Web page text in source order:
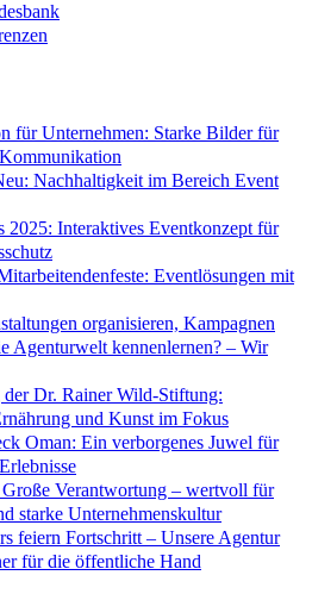
für Unternehmen: Starke Bilder für
Nachhaltigkeit im Bereich Event
2025: Interaktives Eventkonzept für
Eventlösungen mit
organisieren, Kampagnen
Agenturwelt kennenlernen? – Wir
der Dr. Rainer Wild-Stiftung:
und Kunst im Fokus
Oman: Ein verborgenes Juwel für
Verantwortung – wertvoll für
starke Unternehmenskultur
feiern Fortschritt – Unsere Agentur
für die öffentliche Hand